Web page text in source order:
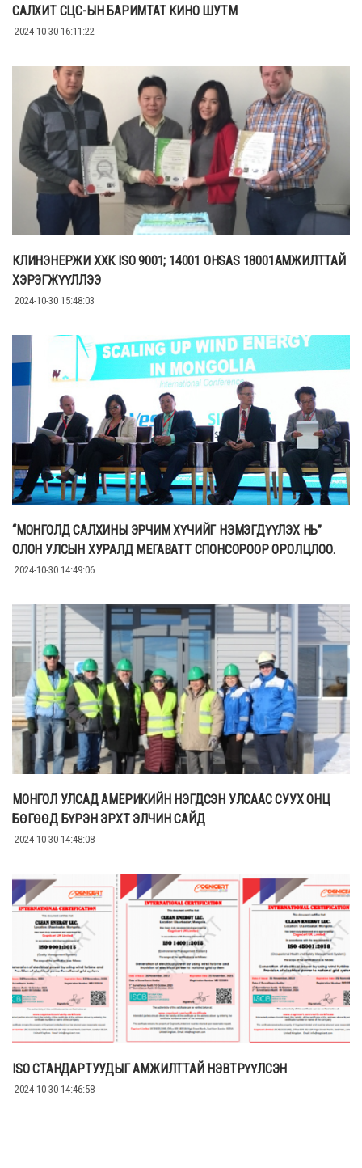
САЛХИТ СЦС-ЫН БАРИМТАТ КИНО ШУТМ
2024-10-30 16:11:22
КЛИНЭНЕРЖИ ХХК ISO 9001; 14001 OHSAS 18001АМЖИЛТТАЙ
ХЭРЭГЖҮҮЛЛЭЭ
2024-10-30 15:48:03
“МОНГОЛД САЛХИНЫ ЭРЧИМ ХҮЧИЙГ НЭМЭГДҮҮЛЭХ НЬ”
ОЛОН УЛСЫН ХУРАЛД МЕГАВАТТ СПОНСОРООР ОРОЛЦЛОО.
2024-10-30 14:49:06
МОНГОЛ УЛСАД АМЕРИКИЙН НЭГДСЭН УЛСААС СУУХ ОНЦ
БӨГӨӨД БҮРЭН ЭРХТ ЭЛЧИН САЙД
2024-10-30 14:48:08
ISO СТАНДАРТУУДЫГ АМЖИЛТТАЙ НЭВТРҮҮЛСЭН
2024-10-30 14:46:58